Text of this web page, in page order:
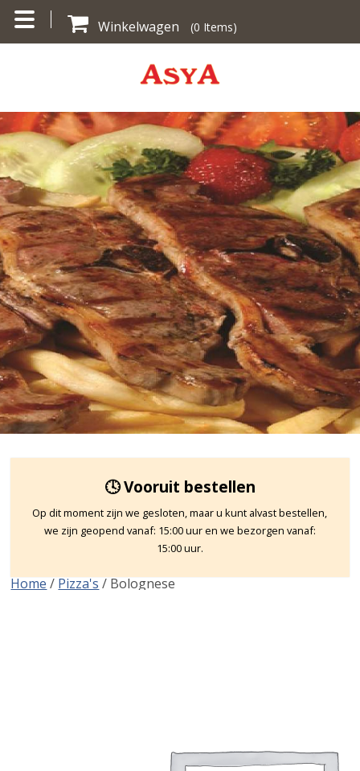
Winkelwagen (0 Items)
🕓 Vooruit bestellen
Op dit moment zijn we gesloten, maar u kunt alvast bestellen,
we zijn geopend vanaf: 15:00 uur en we bezorgen vanaf:
15:00 uur.
Home / Pizza's / Bolognese